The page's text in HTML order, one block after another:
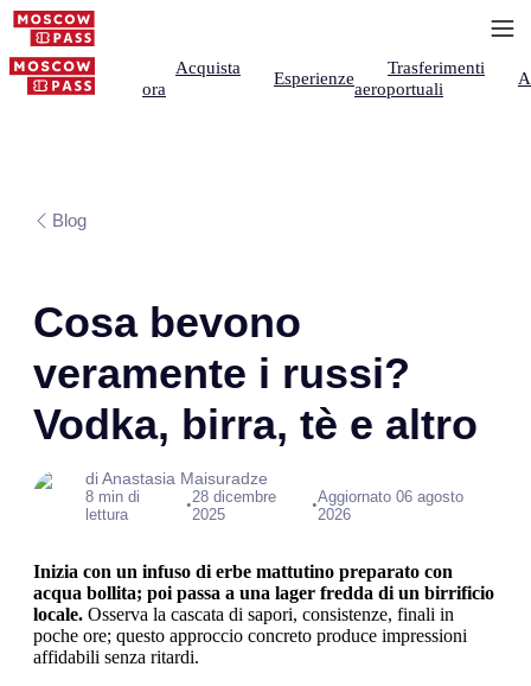
Acquista
ora
Esperienze
Trasferimenti
aeroportuali
Blog
Cosa bevono
veramente i russi?
Vodka, birra, tè e altro
di Anastasia Maisuradze
8 min di
lettura
•28 dicembre
2025
•Aggiornato 06 agosto
2026
Inizia con un infuso di erbe mattutino preparato con
acqua bollita; poi passa a una lager fredda di un birrificio
locale. Osserva la cascata di sapori, consistenze, finali in
poche ore; questo approccio concreto produce impressioni
affidabili senza ritardi.